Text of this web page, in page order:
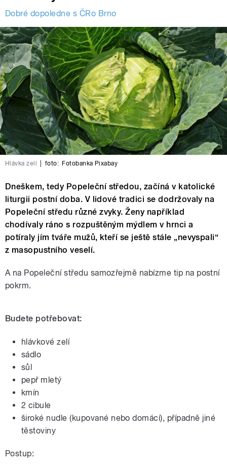
Dobré dopoledne s ČRo Brno
Hlávka zelí foto: Fotobanka Pixabay
Dneškem, tedy Popeleční středou, začíná v katolické
liturgii postní doba. V lidové tradici se dodržovaly na
Popeleční středu různé zvyky. Ženy například
chodívaly ráno s rozpuštěným mýdlem v hrnci a
potíraly jím tváře mužů, kteří se ještě stále „nevyspali“
z masopustního veselí.
A na Popeleční středu samozřejmě nabízme tip na postní
pokrm.
Budete potřebovat:
hlávkové zelí
sádlo
sůl
pepř mletý
kmín
2 cibule
široké nudle (kupované nebo domácí), případně jiné
těstoviny
Postup: